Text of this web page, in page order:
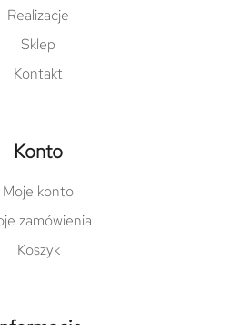
Realizacje
Sklep
Kontakt
Konto
Moje konto
zamówienia
Koszyk